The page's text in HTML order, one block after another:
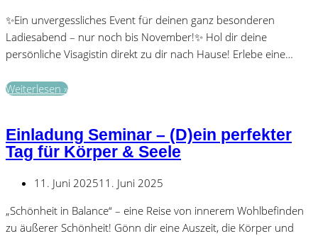
✨Ein unvergessliches Event für deinen ganz besonderen
Ladiesabend – nur noch bis November!✨ Hol dir deine
persönliche Visagistin direkt zu dir nach Hause! Erlebe eine…
Weiterlesen »Bereit
eigene
Schminkshowparty?
Einladung Seminar – (D)ein perfekter
Tag für Körper & Seele
11. Juni 202511. Juni 2025
„Schönheit in Balance“ – eine Reise von innerem Wohlbefinden
zu äußerer Schönheit! Gönn dir eine Auszeit, die Körper und